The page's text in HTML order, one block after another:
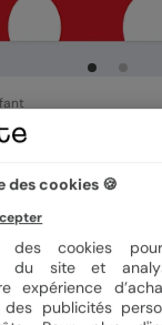
des cookies 🍪
des cookies
du site et
expérience
publicités